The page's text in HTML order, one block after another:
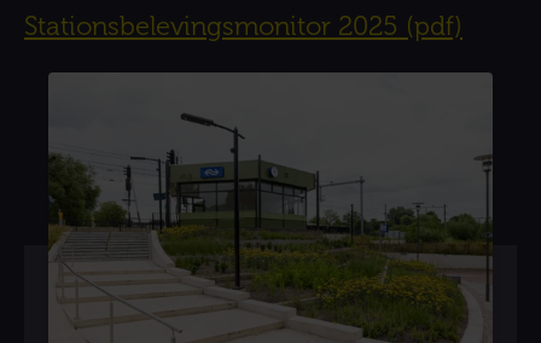
Stationsbelevingsmonitor 2025 (pdf)